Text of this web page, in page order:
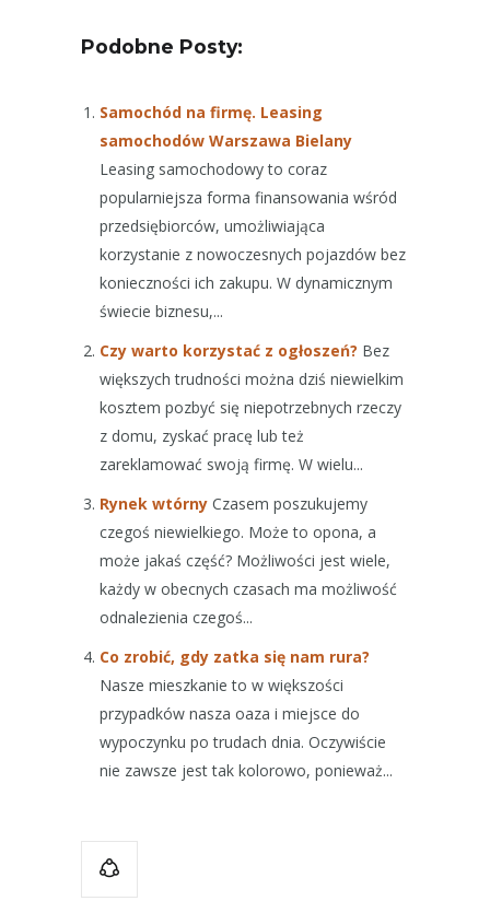
Podobne Posty:
Samochód na firmę. Leasing
samochodów Warszawa Bielany
Leasing samochodowy to coraz
popularniejsza forma finansowania wśród
przedsiębiorców, umożliwiająca
korzystanie z nowoczesnych pojazdów bez
konieczności ich zakupu. W dynamicznym
świecie biznesu,...
Czy warto korzystać z ogłoszeń? Bez
większych trudności można dziś niewielkim
kosztem pozbyć się niepotrzebnych rzeczy
z domu, zyskać pracę lub też
zareklamować swoją firmę. W wielu...
Rynek wtórny Czasem poszukujemy
czegoś niewielkiego. Może to opona, a
może jakaś część? Możliwości jest wiele,
każdy w obecnych czasach ma możliwość
odnalezienia czegoś...
Co zrobić, gdy zatka się nam rura?
Nasze mieszkanie to w większości
przypadków nasza oaza i miejsce do
wypoczynku po trudach dnia. Oczywiście
nie zawsze jest tak kolorowo, ponieważ...